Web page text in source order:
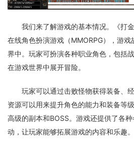
我们来了解游戏的基本情况。《打
在线角色扮演游戏（MMORPG），游
界中。玩家可扮演各种职业角色，包括
在游戏世界中展开冒险。
玩家可以通过击败怪物获得装备、
资源可以用来提升角色的能力和装备等
高级的副本和BOSS。游戏还提供了各
动，让玩家能够拓展游戏的内容和乐趣。